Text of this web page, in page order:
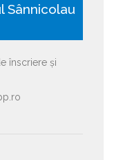
Sânnicolau
înscriere și